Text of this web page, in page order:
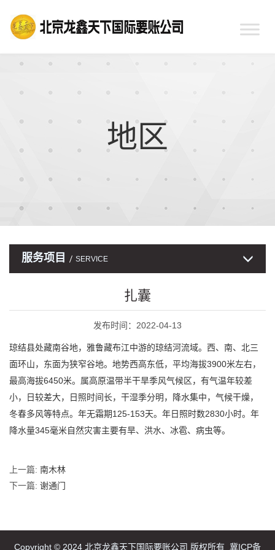
地区
服务项目 SERVICE
扎囊
发布时间：2022-04-13
琼结县处藏南谷地，雅鲁藏布江中游的琼结河流域。西、南、北三
面环山，东面为狭窄谷地。地势西高东低，平均海拔3900米左右，
最高海拔6450米。属高原温带半干旱季风气候区，有气温年较差
小，日较差大，日照时间长，干湿季分明，降水集中，气候干燥，
冬春多风等特点。年无霜期125-153天。年日照时数2830小时。年
降水量345毫米自然灾害主要有旱、洪水、冰雹、病虫等。
上一篇: 南木林
下一篇: 谢通门
Copyright © 2024 北京龙鑫天下国际要账公司 版权所有 冀ICP备